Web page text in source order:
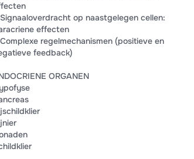
op naastgelegen cellen:
effecten
regelmechanismen (positieve en
feedback)
ORGANEN